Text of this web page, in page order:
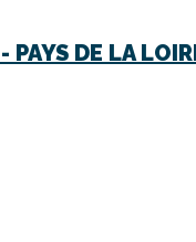
PAYS DE LA